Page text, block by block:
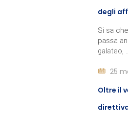
degli
Si sa
passa
galateo,
25
Oltre il